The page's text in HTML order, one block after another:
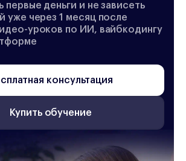
первые деньги и не зависеть
уже через 1 месяц после
уроков по ИИ, вайбкодингу
консультация
Купить обучение